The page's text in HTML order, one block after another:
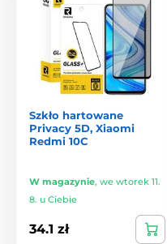
Szkło hartowane
Privacy 5D, Xiaomi
Redmi 10C
W magazynie, we wtorek 11.
8. u Ciebie
34.1 zł